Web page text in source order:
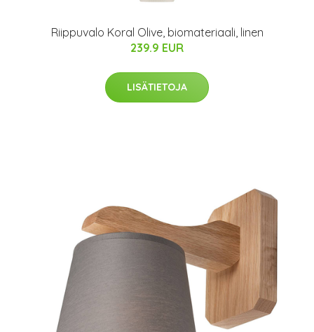
Riippuvalo Koral Olive, biomateriaali, linen
239.9 EUR
LISÄTIETOJA